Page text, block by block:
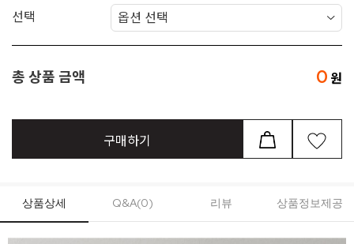
선택
총 상품 금액 0
구매하기
상품상세 Q&A(0) 리뷰 상품정보제공